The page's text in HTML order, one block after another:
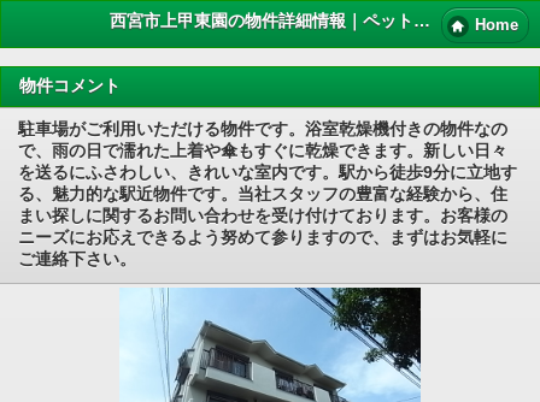
西宮市上甲東園の物件詳細情報｜ペット 賃貸 Home
物件コメント
駐車場がご利用いただける物件です。浴室乾燥機付きの物件なの
で、雨の日で濡れた上着や傘もすぐに乾燥できます。新しい日々
を送るにふさわしい、きれいな室内です。駅から徒歩9分に立地す
る、魅力的な駅近物件です。当社スタッフの豊富な経験から、住
まい探しに関するお問い合わせを受け付けております。お客様の
ニーズにお応えできるよう努めて参りますので、まずはお気軽に
ご連絡下さい。